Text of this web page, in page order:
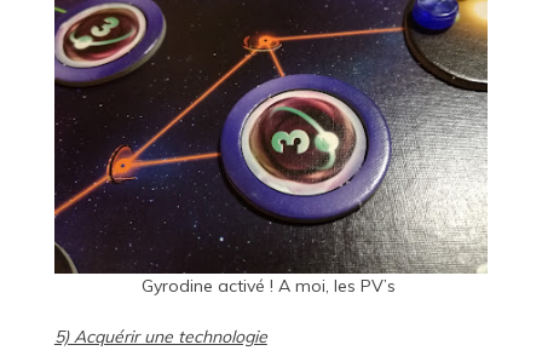
Gyrodine activé ! A moi, les PV’s
5) Acquérir une technologie